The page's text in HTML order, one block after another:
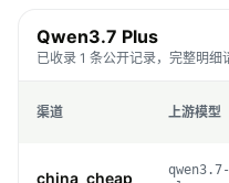
Qwen3.7 Plus
已收录 1 条公开记录，完整明细
渠道 上游模型
china_cheap
qwen3.7-